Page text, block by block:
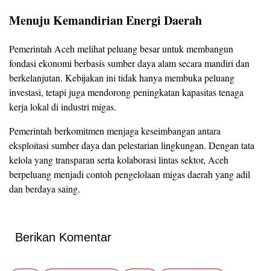
Menuju Kemandirian Energi Daerah
Pemerintah Aceh melihat peluang besar untuk membangun
fondasi ekonomi berbasis sumber daya alam secara mandiri dan
berkelanjutan. Kebijakan ini tidak hanya membuka peluang
investasi, tetapi juga mendorong peningkatan kapasitas tenaga
kerja lokal di industri migas.
Pemerintah berkomitmen menjaga keseimbangan antara
eksploitasi sumber daya dan pelestarian lingkungan. Dengan tata
kelola yang transparan serta kolaborasi lintas sektor, Aceh
berpeluang menjadi contoh pengelolaan migas daerah yang adil
dan berdaya saing.
Berikan Komentar